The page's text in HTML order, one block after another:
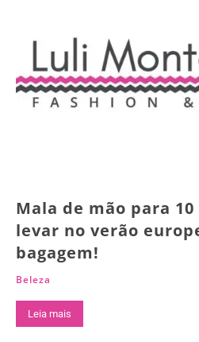
Mala de mão para
levar no verão
bagagem!
Beleza
Leia mais